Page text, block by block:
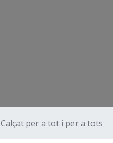
Calçat per a tot i per a tots